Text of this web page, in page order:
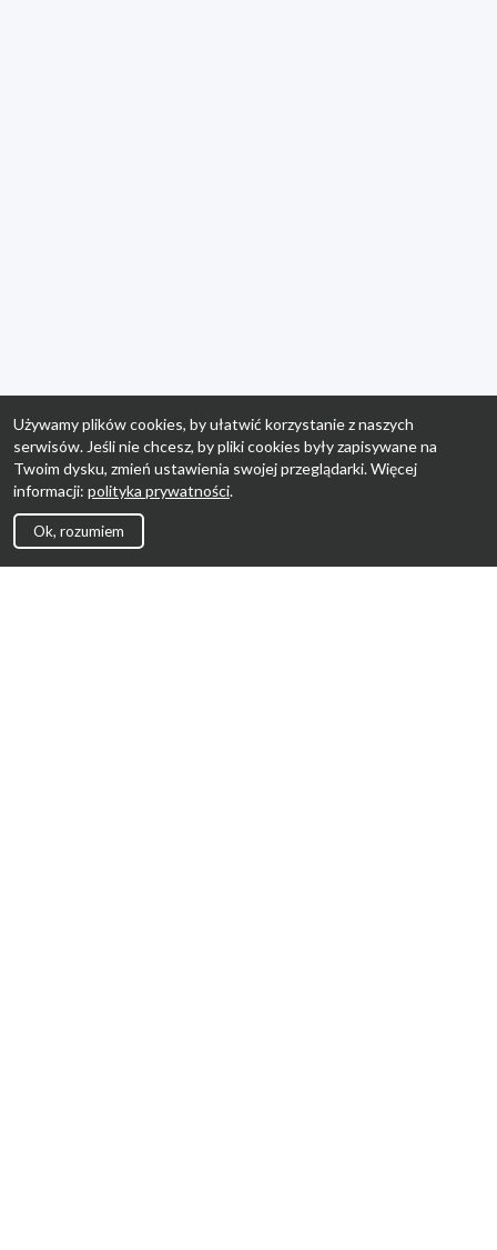
Używamy plików cookies, by ułatwić korzystanie z naszych
serwisów. Jeśli nie chcesz, by pliki cookies były zapisywane na
Twoim dysku, zmień ustawienia swojej przeglądarki. Więcej
informacji: polityka prywatności.
Ok, rozumiem